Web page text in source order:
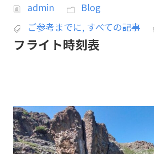
admin
Blog
ご参考までに, すべての記事
フライト時刻表